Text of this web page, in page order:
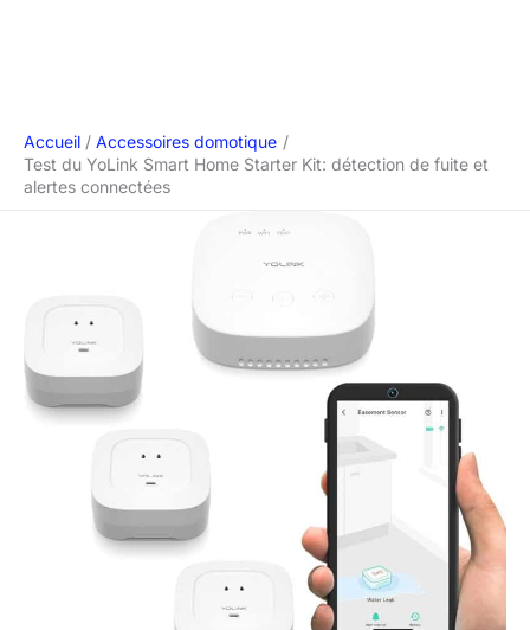
Accueil
Accessoires domotique
Test du YoLink Smart Home Starter Kit: détection de fuite et
alertes connectées